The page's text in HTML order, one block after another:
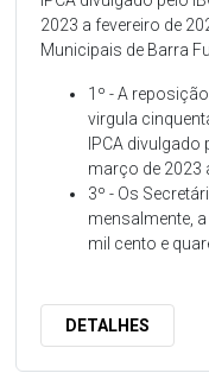
2023 a fevereiro de
Municipais de Barra
1º - A
virgula
IPCA
março de 2023
3º - Os
mensalmente,
mil cento e
DETALHES